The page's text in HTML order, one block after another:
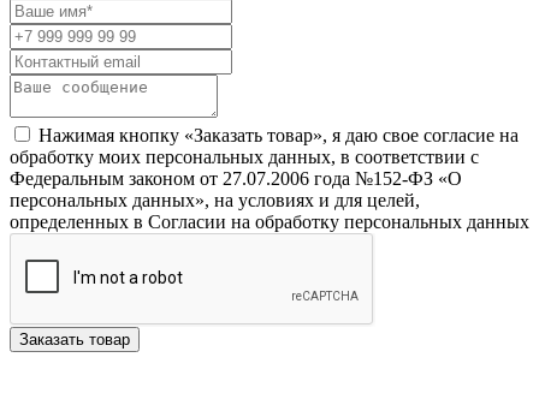
Нажимая кнопку «Заказать товар», я даю свое согласие на
обработку моих персональных данных, в соответствии с
Федеральным законом от 27.07.2006 года №152-ФЗ «О
персональных данных», на условиях и для целей,
определенных в Согласии на обработку персональных данных
Заказать товар